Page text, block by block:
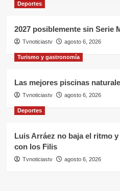
Deportes
2027 posiblemente sin Serie
Tvnoticiastv agosto 6, 2026
Turismo y gastronomía
Las mejores piscinas
Tvnoticiastv agosto 6, 2026
Deportes
Luis Arráez no baja el ritmo
con los Filis
Tvnoticiastv agosto 6, 2026